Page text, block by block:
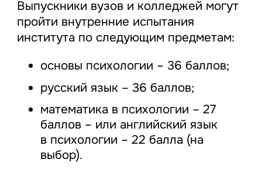
Выпускники вузов и колледжей могут
пройти внутренние испытания
института по следующим предметам:
основы психологии – 36 баллов;
русский язык – 36 баллов;
математика в психологии – 27
баллов – или английский язык
в психологии – 22 балла (на
выбор).